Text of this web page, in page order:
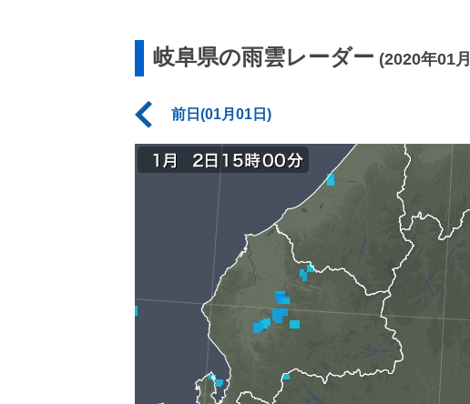
岐阜県の雨雲レーダー (2020年01
前日(01月01日)